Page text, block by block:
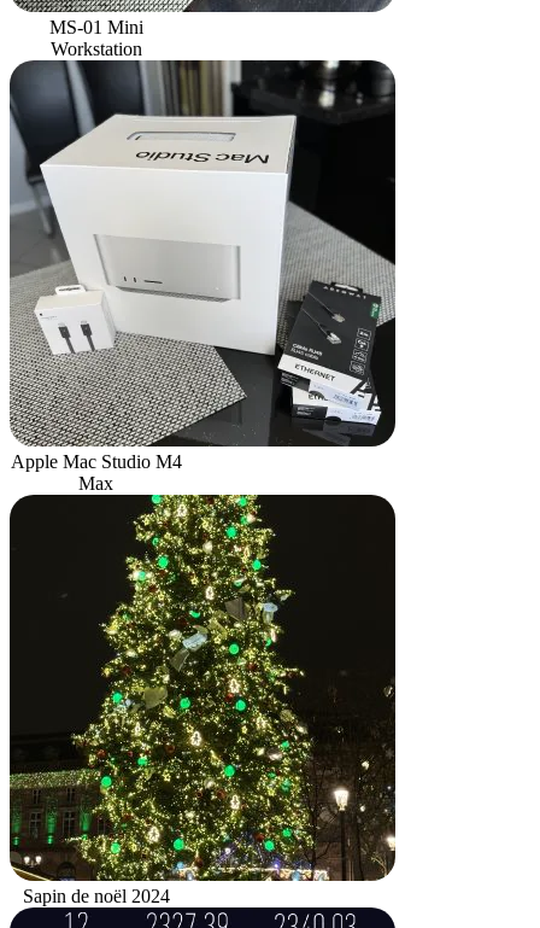
MS-01 Mini
Workstation
Apple Mac Studio M4
Max
Sapin de noël 2024